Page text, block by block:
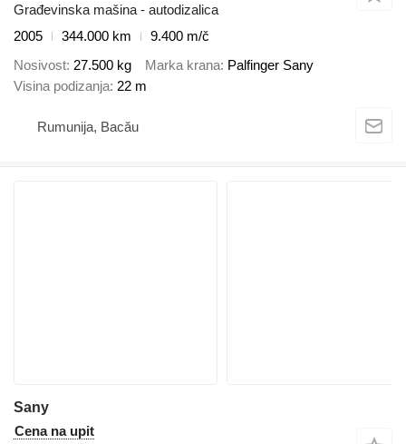
Građevinska mašina - autodizalica
2005
344.000 km
9.400 m/č
Nosivost 27.500 kg Marka krana Palfinger Sany
Visina podizanja 22 m
Rumunija, Bacău
Sany
Cena na upit